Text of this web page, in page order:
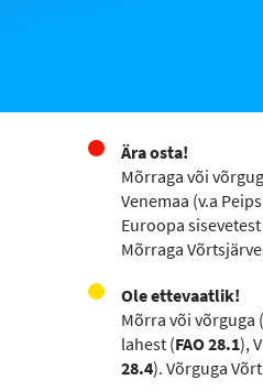
Ära osta!
Mõrraga või
Venemaa (v.a
Euroopa sisevetest
Mõrraga
Ole ettevaatlik!
Mõrra või võrguga (
lahest (FAO 28.1),
28.4). Võrguga